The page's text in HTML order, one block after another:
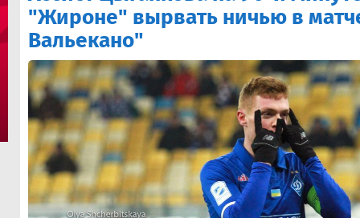
"Жироне" вырвать ничью в
Вальекано"